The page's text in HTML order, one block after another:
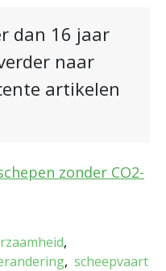
dan 16 jaar
naar
artikelen
zonder CO2-
scheepvaart